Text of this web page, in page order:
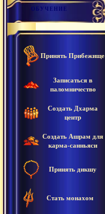
ОБУЧЕНИЕ
Принять Прибежище
Записаться в
паломничество
Создать Дхарма
центр
Создать Ашрам для
карма-санньяси
Принять дикшу
Стать монахом